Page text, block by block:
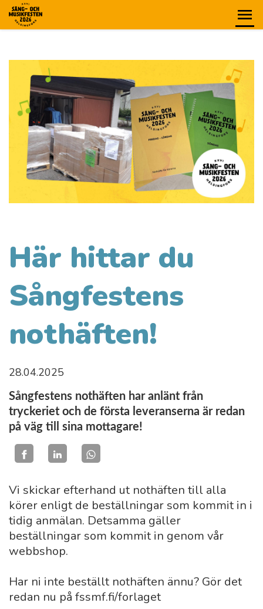
Här hittar du
Sångfestens
nothäften!
28.04.2025
Sångfestens nothäften har anlänt från
tryckeriet och de första leveranserna är redan
på väg till sina mottagare!
Vi skickar efterhand ut nothäften till alla
körer enligt de beställningar som kommit in i
tidig anmälan. Detsamma gäller
beställningar som kommit in genom vår
webbshop.
Har ni inte beställt nothäften ännu? Gör det
redan nu på fssmf.fi/forlaget